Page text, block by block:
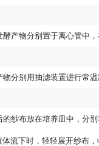
酵产物分别置于离心管中
物分别用抽滤装置进行常
的纱布放在培养皿中，分
流下时，轻轻展开纱布